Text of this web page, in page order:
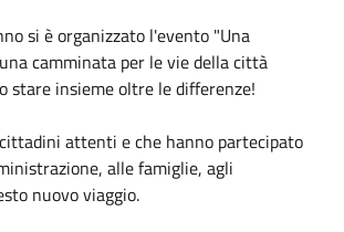
si è organizzato l'evento "Una
camminata per le vie della città
stare insieme oltre le differenze!
attenti e che hanno partecipato
alle famiglie, agli
nuovo viaggio.